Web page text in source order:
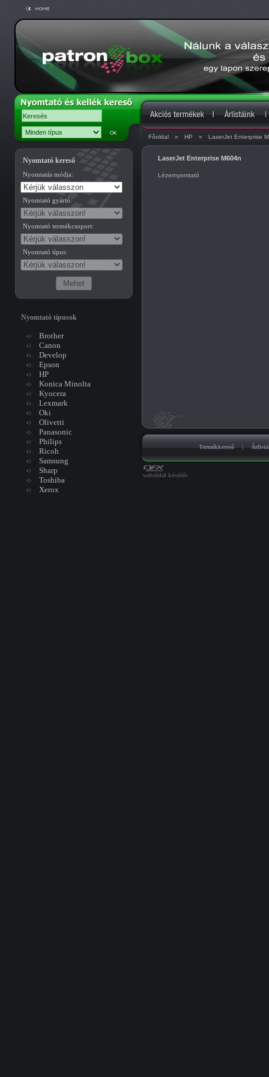
Főoldal » HP » LaserJet Enterprise
Nyomtató kereső
Nyomtatás módja:
Nyomtató gyártó:
Nyomtató termékcsoport:
Nyomtató típus:
Nyomtató típusok
Brother
Canon
Develop
Epson
HP
Konica Minolta
Kyocera
Lexmark
Oki
Olivetti
Panasonic
Philips
Ricoh
Samsung
Sharp
Toshiba
Xerox
LaserJet Enterprise M604n
Lézernyomtató
Termékkereső |
weboldal készítés